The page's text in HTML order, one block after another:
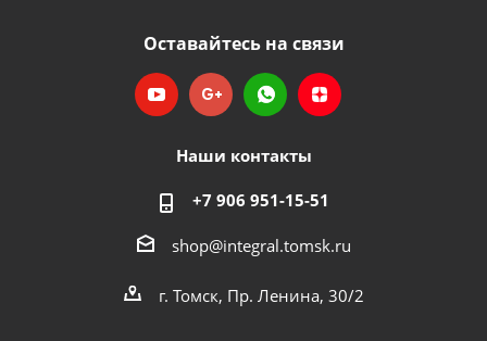
Оставайтесь на связи
Наши контакты
+7 906 951-15-51
shop@integral.tomsk.ru
г. Томск, Пр. Ленина, 30/2